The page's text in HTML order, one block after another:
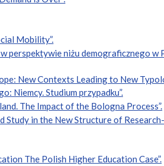
Mobility”.
perspektywie niżu demograficznego w
New Contexts Leading to New
Niemcy. Studium przypadku”.
The Impact of the Bologna Process”.
Study in the New Structure of
The Polish Higher Education Case”.